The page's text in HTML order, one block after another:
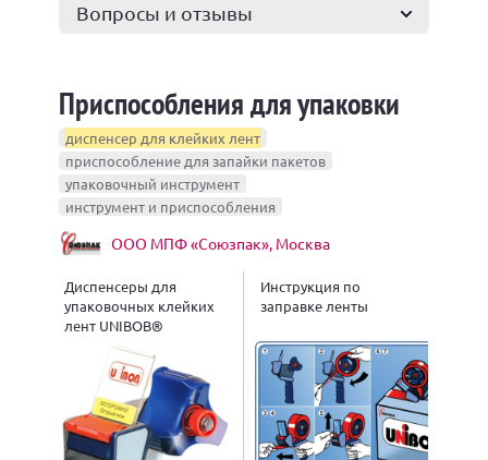
Вопросы и отзывы
Приспособления для упаковки
диспенсер для клейких лент
приспособление для запайки пакетов
упаковочный инструмент
инструмент и приспособления
ООО МПФ «Союзпак», Москва
Диспенсеры для
упаковочных клейких
лент UNIBOB®
Инструкция по
заправке ленты